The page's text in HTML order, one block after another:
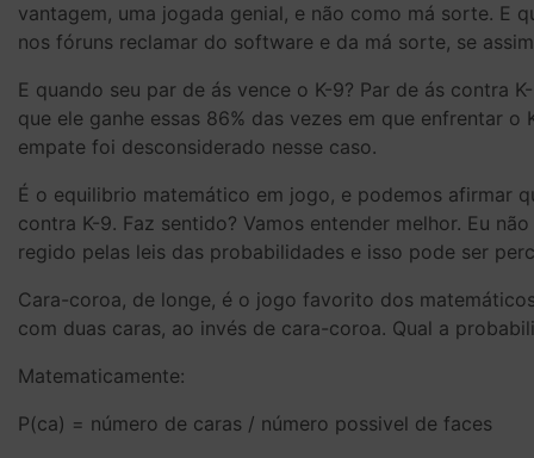
vantagem, uma jogada genial, e não como má sorte. E
nos fóruns reclamar do software e da má sorte, se
E quando seu par de ás vence o K-9? Par de ás contra
que ele ganhe essas 86% das vezes em que enfrentar
empate foi desconsiderado nesse caso.
É o equilibrio matemático em jogo, e podemos afirmar
contra K-9. Faz sentido? Vamos entender melhor. Eu
regido pelas leis das probabilidades e isso pode ser
Cara-coroa, de longe, é o jogo favorito dos
com duas caras, ao invés de cara-coroa. Qual a
Matematicamente:
P(ca) = número de caras / número possivel de faces